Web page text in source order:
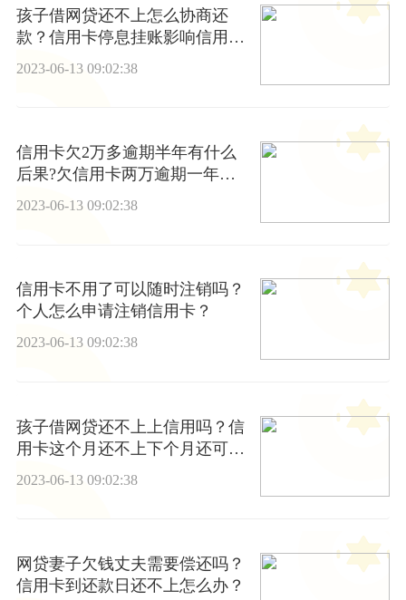
孩子借网贷还不上怎么协商还
款？信用卡停息挂账影响信用
2023-06-13 09:02:38
信用卡欠2万多逾期半年有什么
后果?欠信用卡两万逾期一年多
的后果?
2023-06-13 09:02:38
信用卡不用了可以随时注销吗？
个人怎么申请注销信用卡？
2023-06-13 09:02:38
孩子借网贷还不上上信用吗？信
用卡这个月还不上下个月还可以
2023-06-13 09:02:38
网贷妻子欠钱丈夫需要偿还吗？
信用卡到还款日还不上怎么办？